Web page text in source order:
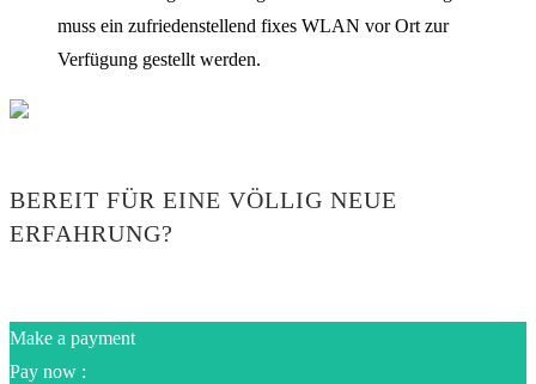
muss ein zufriedenstellend fixes WLAN vor Ort zur
Verfügung gestellt werden.
BEREIT FÜR EINE VÖLLIG NEUE
ERFAHRUNG?
Make a payment
Pay now :